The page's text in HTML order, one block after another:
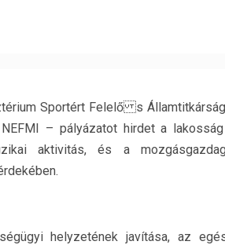
Sportért Felelő s
– pályázatot hirdet a
aktivitás, és a
helyzetének javítása, az